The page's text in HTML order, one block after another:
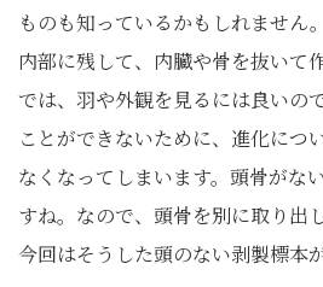
ものも知っているかもしれません
内部に残して、内臓や骨を抜いて
では、羽や外観を見るには良いの
ことができないために、進化につ
なくなってしまいます。頭骨がな
すね。なので、頭骨を別に取り出
今回はそうした頭のない剥製標本